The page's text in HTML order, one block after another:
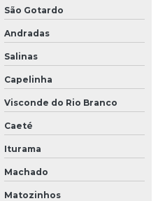
externas
São Gotardo
Andradas
Salinas
Capelinha
Visconde do Rio Branco
Caeté
Iturama
Machado
Matozinhos